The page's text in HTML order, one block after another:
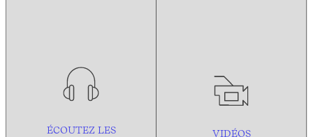
ÉCOUTEZ LES
VIDÉOS